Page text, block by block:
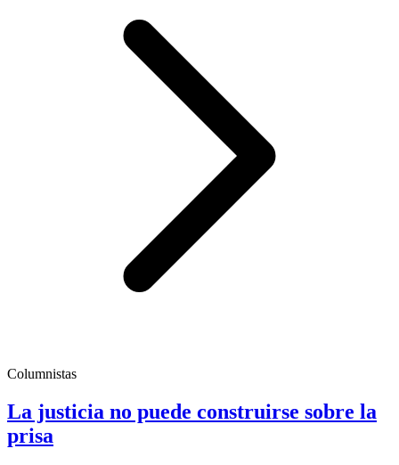
Columnistas
La justicia no puede construirse sobre la
prisa